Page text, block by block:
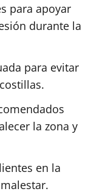
para apoyar
durante la
para evitar
la zona y
en la